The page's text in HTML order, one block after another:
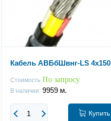
Кабель АВБбШвнг-LS 4x150
СтоимостьПо запросу
В наличии:9959 м.
Купить